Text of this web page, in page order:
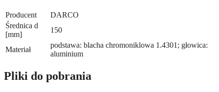
Producent
DARCO
Średnica d
[mm]
150
Materiał
podstawa: blacha chromoniklowa 1.4301; głowica:
aluminium
Pliki do pobrania